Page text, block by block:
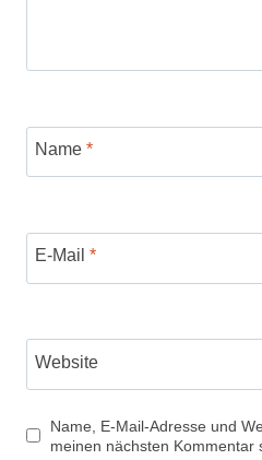
Name *
E-Mail *
Website
Name, E-Mail-Adresse und
meinen nächsten Kommentar